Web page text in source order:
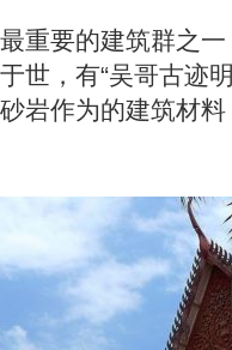
要的建筑群之一
世，有“吴哥古迹
岩作为的建筑材